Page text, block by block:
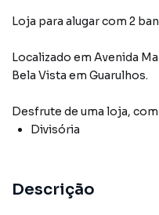
Loja para alugar com 2
Localizado em Avenida
Bela Vista em Guarulhos.
Desfrute de uma loja,
Divisória
Descrição